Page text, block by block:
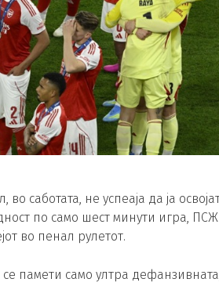
саботата, не успеаја да ја
по само шест минути игра,
во пенал рулетот.
се памети само ултра